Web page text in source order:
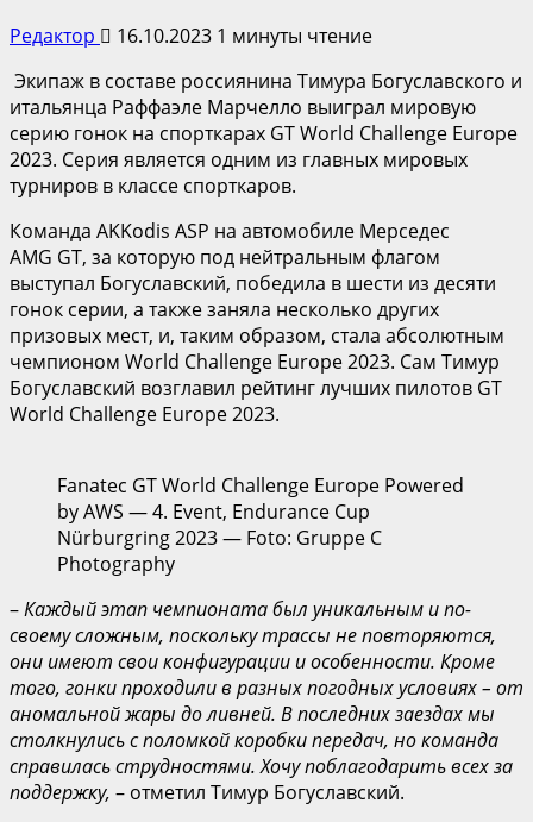
Редактор 16.10.2023 1 минуты чтение
Экипаж в составе россиянина Тимура Богуславского и
итальянца Раффаэле Марчелло выиграл мировую
серию гонок на спорткарах GT World Challenge Europe
2023. Серия является одним из главных мировых
турниров в классе спорткаров.
Команда AKKodis ASP на автомобиле Мерседес
AMG GT, за которую под нейтральным флагом
выступал Богуславский, победила в шести из десяти
гонок серии, а также заняла несколько других
призовых мест, и, таким образом, стала абсолютным
чемпионом World Challenge Europe 2023. Сам Тимур
Богуславский возглавил рейтинг лучших пилотов GT
World Challenge Europe 2023.
Fanatec GT World Challenge Europe Powered
by AWS — 4. Event, Endurance Cup
Nürburgring 2023 — Foto: Gruppe C
Photography
–Каждый этап чемпионата был уникальным и по-
своему сложным, поскольку трассы не повторяются,
они имеют свои конфигурации и особенности. Кроме
того, гонки проходили в разных погодных условиях – от
аномальной жары до ливней. В последних заездах мы
столкнулись с поломкой коробки передач, но команда
справилась струдностями. Хочу поблагодарить всех за
поддержку, – отметил Тимур Богуславский.